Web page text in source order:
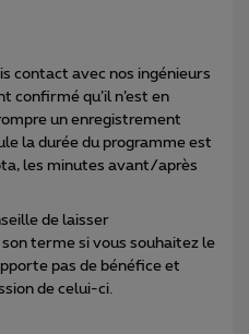
contact avec nos ingénieurs
confirmé qu’il n’est en
un enregistrement
la durée du programme est
les minutes avant/après
de laisser
terme si vous souhaitez le
pas de bénéfice et
de celui-ci.